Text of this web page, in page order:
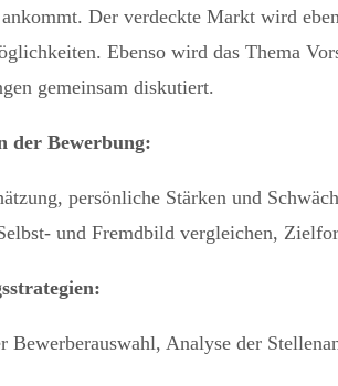
Der verdeckte Markt wird
Ebenso wird das Thema
gemeinsam diskutiert.
der Bewerbung:
persönliche Stärken und
und Fremdbild vergleichen,
Bewerberauswahl, Analyse der